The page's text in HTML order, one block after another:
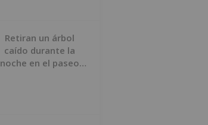
Retiran un árbol
caído durante la
noche en el paseo